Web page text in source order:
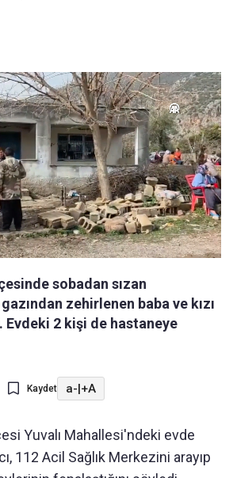
sobadan sızan
zehirlenen baba ve kızı
Evdeki 2 kişi de hastaneye
Kaydet a-|+A
Yuvalı Mahallesi'ndeki evde
112 Acil Sağlık Merkezini arayıp